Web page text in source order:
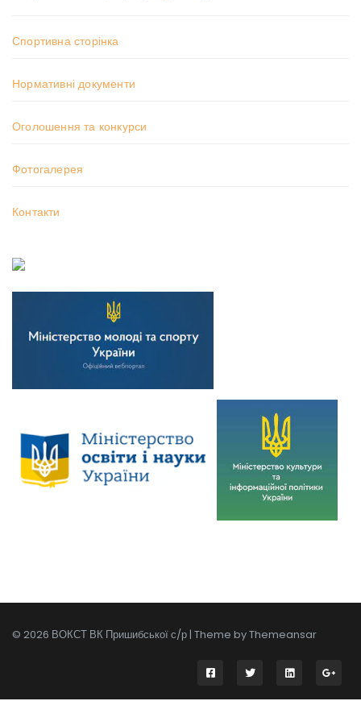
Спортивна сторінка
Нормативні документи
Оголошення та конкурси
Фотогалерея
Контакти
© 2026 ВОКСТ ВК Пришибської с/р | Theme byThemeansar